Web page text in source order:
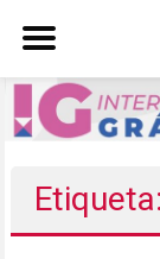
Saltar
al
contenido